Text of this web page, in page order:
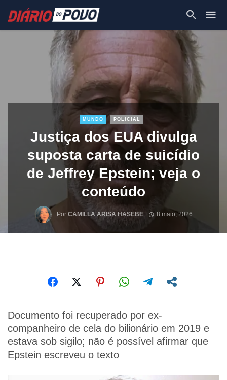
MUNDO POLICIAL
Justiça dos EUA divulga
suposta carta de suicídio
de Jeffrey Epstein; veja o
conteúdo
PorCAMILLA ARISA HASEBE 8 maio, 2026
Documento foi recuperado por ex-
companheiro de cela do bilionário em 2019 e
estava sob sigilo; não é possível afirmar que
Epstein escreveu o texto